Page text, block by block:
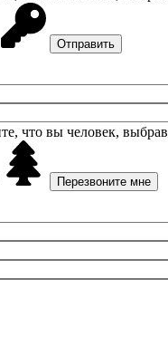
что вы человек, выбрав